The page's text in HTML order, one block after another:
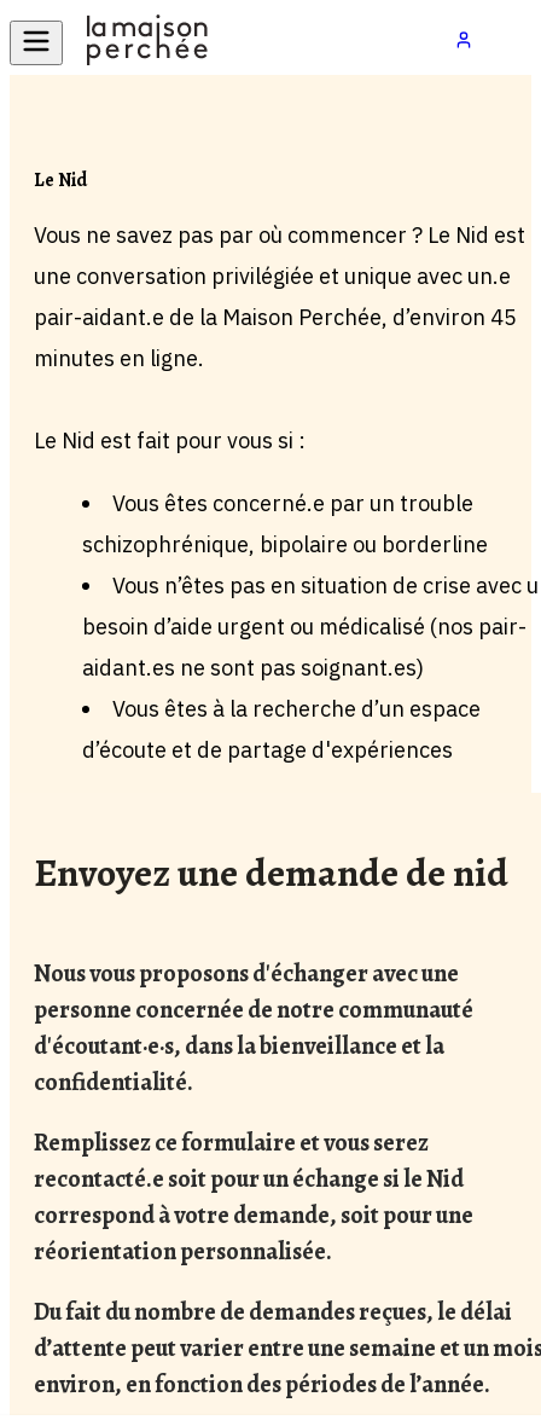
Le Nid
Vous ne savez pas par où commencer ? Le Nid est
une conversation privilégiée et unique avec un.e
pair-aidant.e de la Maison Perchée, d’environ 45
minutes en ligne.
Le Nid est fait pour vous si :
Vous êtes concerné.e par un trouble
schizophrénique, bipolaire ou borderline
Vous n’êtes pas en situation de crise avec
besoin d’aide urgent ou médicalisé (nos pair-
aidant.es ne sont pas soignant.es)
Vous êtes à la recherche d’un espace
d’écoute et de partage d'expériences
Envoyez une demande de nid
Nous vous proposons d'échanger avec une
personne concernée de notre communauté
d'écoutant·e·s, dans la bienveillance et la
confidentialité.
Remplissez ce formulaire et vous serez
recontacté.e soit pour un échange si le Nid
correspond à votre demande, soit pour une
réorientation personnalisée.
Du fait du nombre de demandes reçues, le délai
d’attente peut varier entre une semaine et un
environ, en fonction des périodes de l’année.